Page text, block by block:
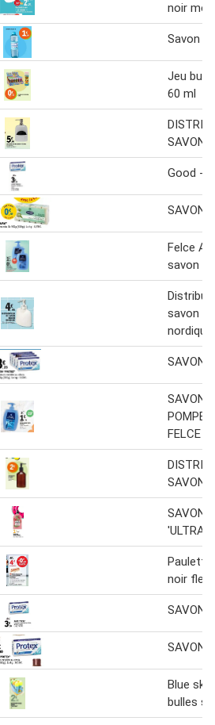
noir
Savon à
Jeu
60 ml
SAVON
Good -
SAVON
Felce
savon
savon
nordique
SAVON
SAVON
POMPE
FELCE
SAVON
SAVON
'ULTRA
Paulette
noir
SAVON
SAVON
Blue sky
bulles